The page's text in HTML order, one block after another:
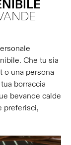
Che tu sia
o una persona
borraccia
bevande calde
preferisci,